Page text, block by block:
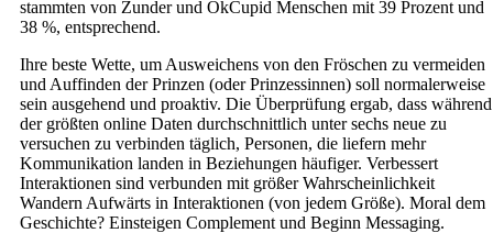
stammten von Zunder und OkCupid Menschen mit 39 Prozent und
38 %, entsprechend.
Ihre beste Wette, um Ausweichens von den Fröschen zu vermeiden
und Auffinden der Prinzen (oder Prinzessinnen) soll normalerweise
sein ausgehend und proaktiv. Die Überprüfung ergab, dass während
der größten online Daten durchschnittlich unter sechs neue zu
versuchen zu verbinden täglich, Personen, die liefern mehr
Kommunikation landen in Beziehungen häufiger. Verbessert
Interaktionen sind verbunden mit größer Wahrscheinlichkeit
Wandern Aufwärts in Interaktionen (von jedem Größe). Moral dem
Geschichte? Einsteigen Complement und Beginn Messaging.